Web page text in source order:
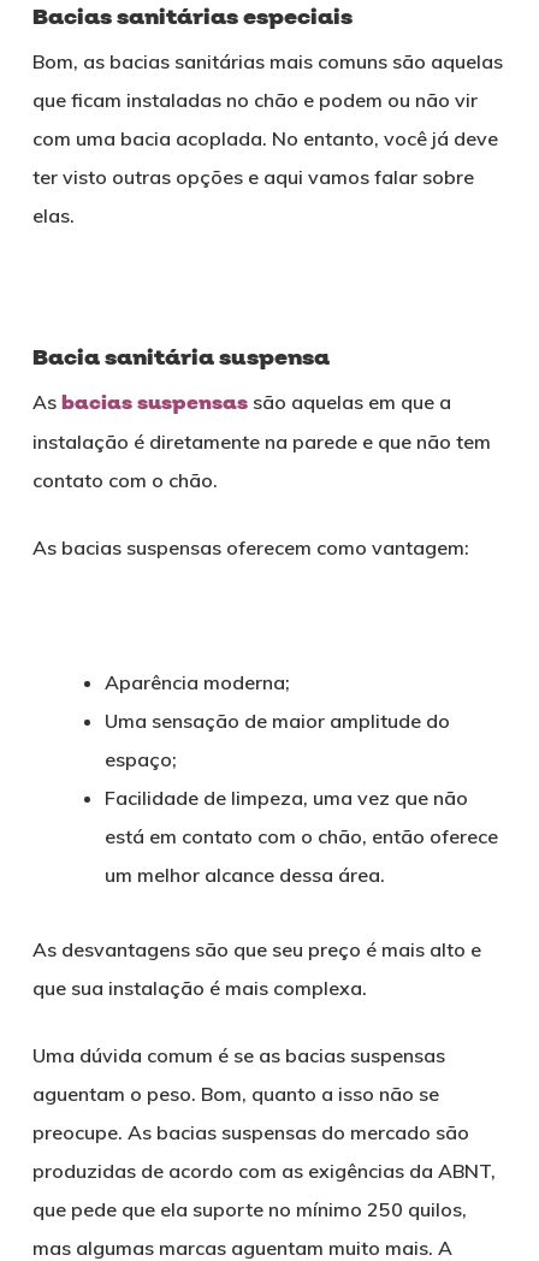
Bacias sanitárias especiais
Bom, as bacias sanitárias mais comuns são aquelas
que ficam instaladas no chão e podem ou não vir
com uma bacia acoplada. No entanto, você já deve
ter visto outras opções e aqui vamos falar sobre
elas.
Bacia sanitária suspensa
As bacias suspensassão aquelas em que a
instalação é diretamente na parede e que não tem
contato com o chão.
As bacias suspensas oferecem como vantagem:
Aparência moderna;
Uma sensação de maior amplitude do
espaço;
Facilidade de limpeza, uma vez que não
está em contato com o chão, então oferece
um melhor alcance dessa área.
As desvantagens são que seu preço é mais alto e
que sua instalação é mais complexa.
Uma dúvida comum é se as bacias suspensas
aguentam o peso. Bom, quanto a isso não se
preocupe. As bacias suspensas do mercado são
produzidas de acordo com as exigências da ABNT,
que pede que ela suporte no mínimo 250 quilos,
mas algumas marcas aguentam muito mais. A